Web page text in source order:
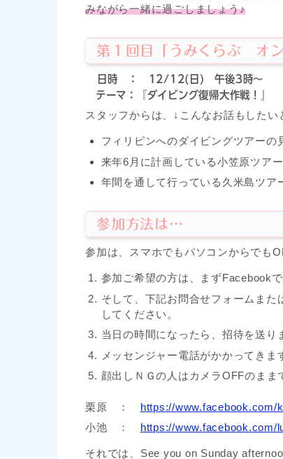
みながら一緒に過ごしましょう♪
第１回目「うみくらぶ オン
日時 ： 12/12(日) 午後3時～
テーマ：『ダイビング復帰大作戦！』
スタッフからは、↓こんなお話もしたい
フィリピンへのダイビングツアーの
来年6月に計画している小笠原ツアー
年間を通して行っている久米島ツア
参加方法は…
参加は、スマホでもパソコンからでも
参加ご希望の方は、まずFacebook
そして、下記お問合せフォームま
してください。
当日の時間になったら、招待を送り
メッセンジャー電話がかかってきま
顔出しＮＧの人はカメラOFFのまま
栗原 ： https://www.facebook.com/
小池 ： https://www.facebook.com/
それでは、See you on Sunday